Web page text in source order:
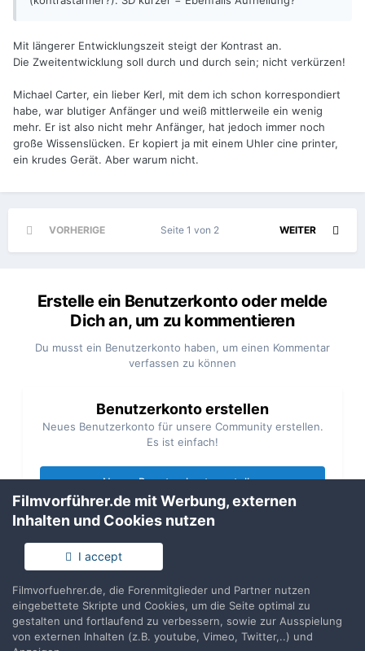
Mit längerer Entwicklungszeit steigt der Kontrast an.
Die Zweitentwicklung soll durch und durch sein; nicht verkürzen!
Michael Carter, ein lieber Kerl, mit dem ich schon korrespondiert
habe, war blutiger Anfänger und weiß mittlerweile ein wenig
mehr. Er ist also nicht mehr Anfänger, hat jedoch immer noch
große Wissenslücken. Er kopiert ja mit einem Uhler cine printer,
ein krudes Gerät. Aber warum nicht.
VORHERIGE WEITER
Seite 1 von 2
Erstelle ein Benutzerkonto oder melde
Dich an, um zu kommentieren
Du musst ein Benutzerkonto haben, um einen Kommentar
verfassen zu können
Benutzerkonto erstellen
Neues Benutzerkonto für unsere Community erstellen.
Es ist einfach!
Neues Benutzerkonto erstellen
Du hast bereits ein Benutzerkonto? Melde Dich hier an.
Jetzt anmelden
Filmvorführer.de mit Werbung, externen
Inhalten und Cookies nutzen
I accept
Filmvorfuehrer.de, die Forenmitglieder und Partner nutzen
eingebettete Skripte und Cookies, um die Seite optimal zu
gestalten und fortlaufend zu verbessern, sowie zur Ausspielung
von externen Inhalten (z.B. youtube, Vimeo, Twitter,..) und